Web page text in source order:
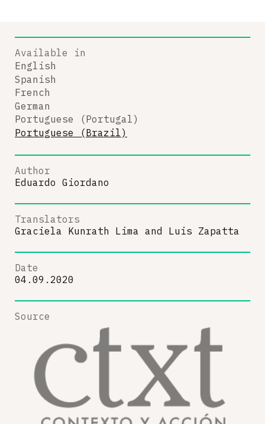
Available in
English
Spanish
French
German
Portuguese (Portugal)
Portuguese (Brazil)
Author
Eduardo Giordano
Translators
Graciela Kunrath Lima and Luis Zapatta
Date
04.09.2020
Source